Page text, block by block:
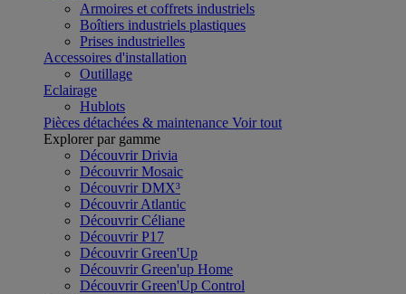
Armoires et coffrets industriels
Boîtiers industriels plastiques
Prises industrielles
Accessoires d'installation
Outillage
Eclairage
Hublots
Pièces détachées & maintenance Voir tout
Explorer par gamme
Découvrir Drivia
Découvrir Mosaic
Découvrir DMX³
Découvrir Atlantic
Découvrir Céliane
Découvrir P17
Découvrir Green'Up
Découvrir Green'up Home
Découvrir Green'Up Control